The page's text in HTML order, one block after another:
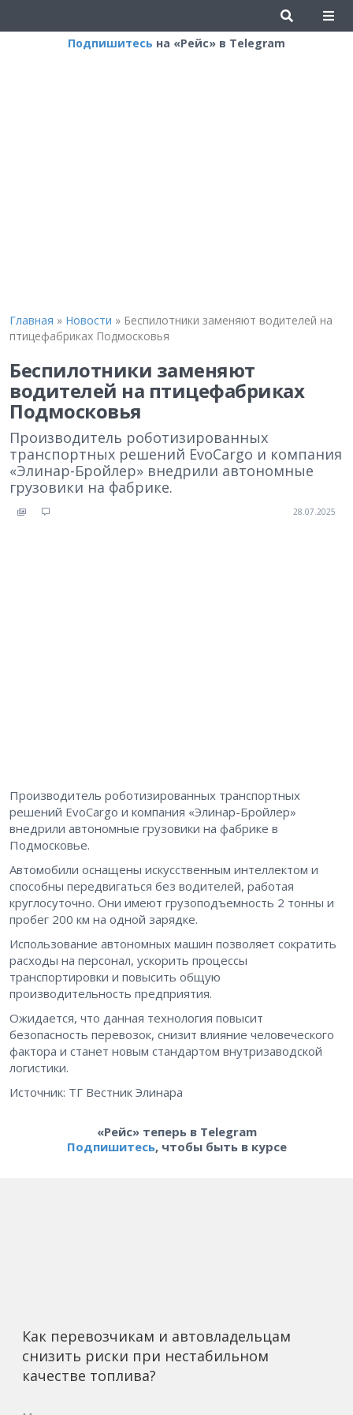
Подпишитесь на «Рейс» в Telegram
Главная » Новости » Беспилотники заменяют водителей на
птицефабриках Подмосковья
Беспилотники заменяют
водителей на птицефабриках
Подмосковья
Производитель роботизированных
транспортных решений EvoCargo и компания
«Элинар-Бройлер» внедрили автономные
грузовики на фабрике.
28.07.2025
Производитель роботизированных транспортных
решений EvoCargo и компания «Элинар-Бройлер»
внедрили автономные грузовики на фабрике в
Подмосковье.
Автомобили оснащены искусственным интеллектом и
способны передвигаться без водителей, работая
круглосуточно. Они имеют грузоподъемность 2 тонны и
пробег 200 км на одной зарядке.
Использование автономных машин позволяет сократить
расходы на персонал, ускорить процессы
транспортировки и повысить общую
производительность предприятия.
Ожидается, что данная технология повысит
безопасность перевозок, снизит влияние человеческого
фактора и станет новым стандартом внутризаводской
логистики.
Источник: ТГ Вестник Элинара
«Рейс» теперь в Telegram
Подпишитесь, чтобы быть в курсе
Как перевозчикам и автовладельцам
снизить риски при нестабильном
качестве топлива?